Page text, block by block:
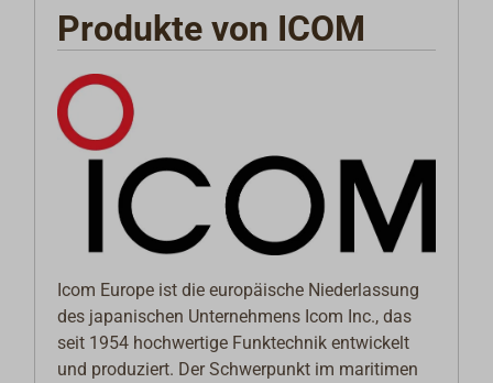
Produkte von ICOM
Icom Europe ist die europäische Niederlassung
des japanischen Unternehmens Icom Inc., das
seit 1954 hochwertige Funktechnik entwickelt
und produziert. Der Schwerpunkt im maritimen